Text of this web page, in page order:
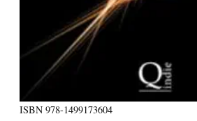
ISBN 978-1499173604